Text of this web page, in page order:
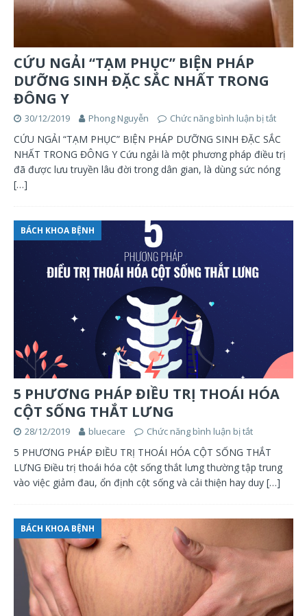
CỨU NGẢI “TẠM PHỤC” BIỆN PHÁP
DƯỠNG SINH ĐẶC SẮC NHẤT TRONG
ĐÔNG Y
30/12/2019 Phong Nguyễn Chức năng bình luận bị tắt
CỨU NGẢI “TẠM PHỤC” BIỆN PHÁP DƯỠNG SINH ĐẶC SẮC
NHẤT TRONG ĐÔNG Y Cứu ngải là một phương pháp điều trị
đã được lưu truyền lâu đời trong dân gian, là dùng sức nóng
[…]
BÁCH KHOA BỆNH
5 PHƯƠNG PHÁP ĐIỀU TRỊ THOÁI HÓA
CỘT SỐNG THẮT LƯNG
28/12/2019 bluecare Chức năng bình luận bị tắt
5 PHƯƠNG PHÁP ĐIỀU TRỊ THOÁI HÓA CỘT SỐNG THẮT
LƯNG Điều trị thoái hóa cột sống thắt lưng thường tập trung
vào việc giảm đau, ổn định cột sống và cải thiện hay duy […]
BÁCH KHOA BỆNH